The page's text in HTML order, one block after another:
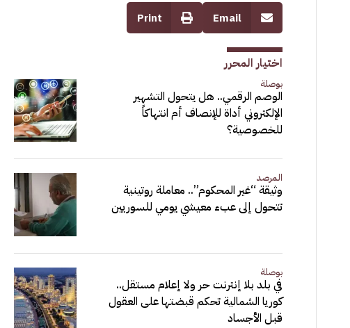
Email
Print
اختيار المحرر
بوصلة
الوصم الرقمي.. هل يتحول التشهير
الإلكتروني أداة للإنصاف أم انتهاكاً
للخصوصية؟
المرصد
وثيقة “غير المحكوم”.. معاملة روتينية
تتحول إلى عبء معيشي يومي للسوريين
بوصلة
في بلد بلا إنترنت حر ولا إعلام مستقل..
كوريا الشمالية تحكم قبضتها على العقول
قبل الأجساد